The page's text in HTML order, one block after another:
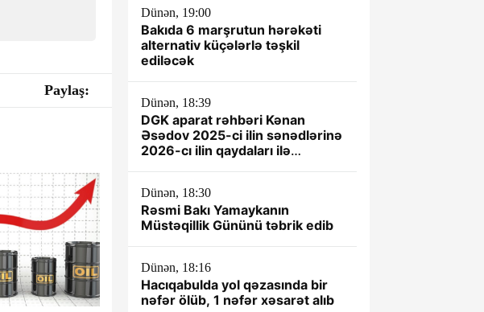
Paylaş:
Dünən, 19:00
Bakıda 6 marşrutun hərəkəti
alternativ küçələrlə təşkil
ediləcək
Dünən, 18:39
DGK aparat rəhbəri Kənan
Əsədov 2025-ci ilin sənədlərinə
2026-cı ilin qaydaları ilə
Dünən, 18:30
Rəsmi Bakı Yamaykanın
Müstəqillik Gününü təbrik edib
Dünən, 18:16
Hacıqabulda yol qəzasında bir
nəfər ölüb, 1 nəfər xəsarət alıb